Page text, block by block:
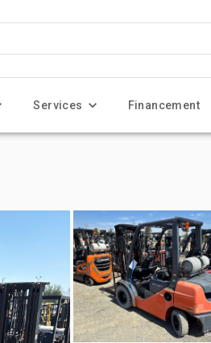
Services Financement